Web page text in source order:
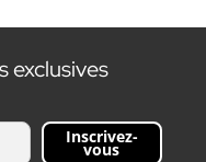
exclusives
Inscrivez-
vous